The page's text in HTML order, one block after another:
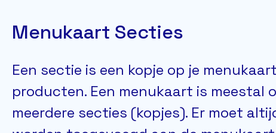
Menukaart Secties
Een sectie is een kopje op je
producten. Een menukaart is meestal
meerdere secties (kopjes). Er moet